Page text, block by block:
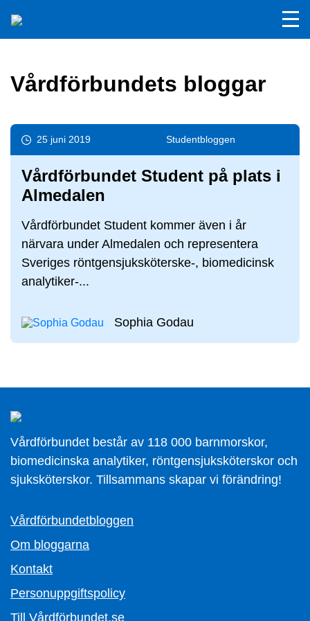
Vårdförbundets bloggar
25 juni 2019 Student­bloggen
Vårdförbundet Student på plats i
Almedalen
Vårdförbundet Student kommer även i år
närvara under Almedalen och representera
Sveriges röntgensjuksköterske-, biomedicinsk
analytiker-...
Sophia Godau
Vårdförbundet består av 118 000 barnmorskor,
biomedicinska analytiker, röntgensjuksköterskor och
sjuksköterskor. Tillsammans skapar vi förändring!
Vårdförbundetbloggen
Om bloggarna
Kontakt
Personuppgiftspolicy
Till Vårdförbundet.se